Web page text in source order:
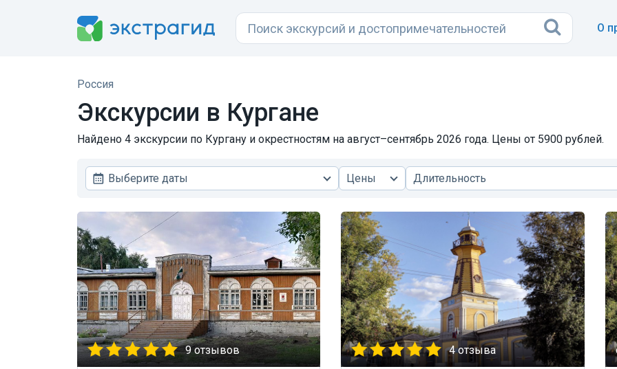
О
Россия
Экскурсии в Кургане
Найдено 4 экскурсии по Кургану и окрестностям на август–сентябрь 2026 года. Цены от 5900 рублей.
Выберите даты Цены Длительность
9 отзывов 4 отзыва